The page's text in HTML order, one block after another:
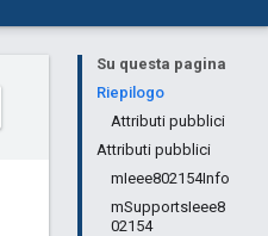
Su questa pagina
Riepilogo
Attributi pubblici
Attributi pubblici
mIeee802154Info
mSupportsIeee8
02154